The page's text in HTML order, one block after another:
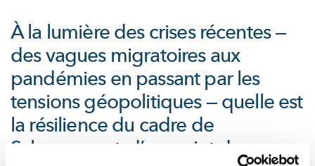
À la lumière des crises récentes —
des vagues migratoires aux
pandémies en passant par les
tensions géopolitiques — quelle est
la résilience du cadre de
Schengen, et, d’un point de vue